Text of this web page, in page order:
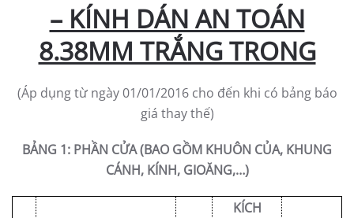
– KÍNH DÁN AN TOÁN
8.38MM TRẮNG TRONG
(Áp dụng từ ngày 01/01/2016 cho đến khi có bảng báo
giá thay thế)
BẢNG 1: PHẦN CỬA (BAO GỒM KHUÔN CỦA, KHUNG
CÁNH, KÍNH, GIOĂNG,…)
KÍCH